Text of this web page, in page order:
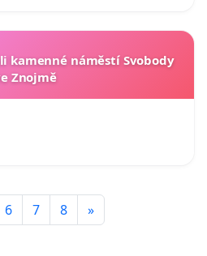
kamenné náměstí Svobody
Znojmě
6 7 8 »